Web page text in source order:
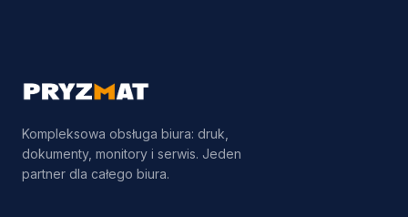
Kompleksowa obsługa biura: druk,
dokumenty, monitory i serwis. Jeden
partner dla całego biura.